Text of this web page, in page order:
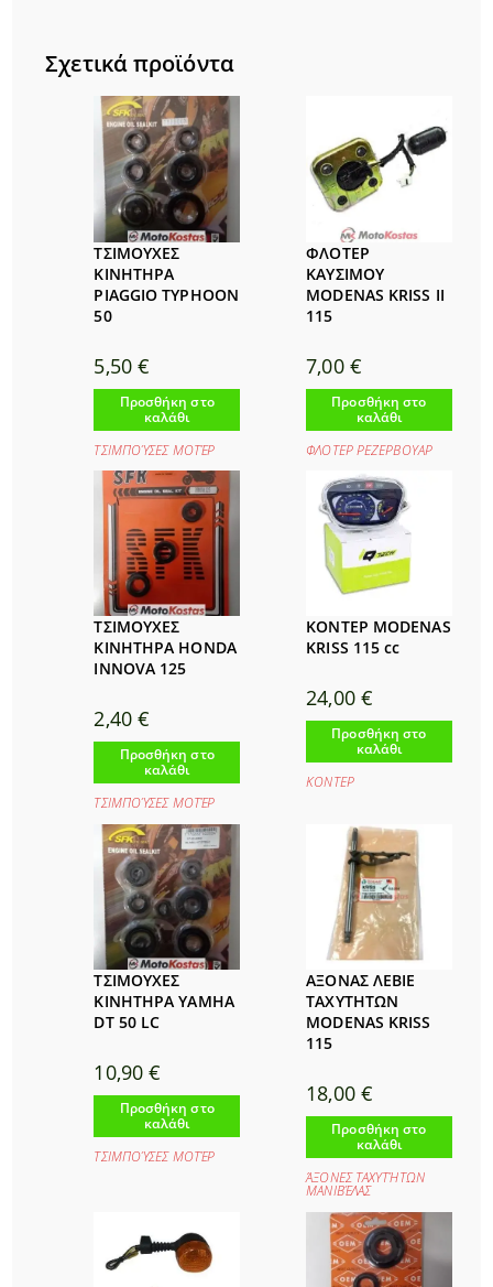
Σχετικά προϊόντα
ΤΣΙΜΟΥΧΕΣ
ΚΙΝΗΤΗΡΑ
PIAGGIO TYPHOON
50
5,50 €
Προσθήκη στο
καλάθι
ΤΣΙΜΠΟΎΣΕΣ ΜΟΤΈΡ
ΦΛΟΤΕΡ
ΚΑΥΣΙΜΟΥ
MODENAS KRISS II
115
7,00 €
Προσθήκη στο
καλάθι
ΦΛΟΤΕΡ ΡΕΖΕΡΒΟΥΑΡ
ΤΣΙΜΟΥΧΕΣ
ΚΙΝΗΤΗΡΑ HONDA
INNOVA 125
2,40 €
Προσθήκη στο
καλάθι
ΤΣΙΜΠΟΎΣΕΣ ΜΟΤΈΡ
ΚΟΝΤΕΡ MODENAS
KRISS 115 cc
24,00 €
Προσθήκη στο
καλάθι
ΚΟΝΤΕΡ
ΤΣΙΜΟΥΧΕΣ
ΚΙΝΗΤΗΡΑ YAMHA
DT 50 LC
10,90€
Προσθήκη στο
καλάθι
ΤΣΙΜΠΟΎΣΕΣ ΜΟΤΈΡ
ΑΞΟΝΑΣ ΛΕΒΙΕ
ΤΑΧΥΤHΤΩΝ
MODENAS KRISS
115
18,00 €
Προσθήκη στο
καλάθι
ΆΞΟΝΕΣ ΤΑΧΥΤΉΤΩΝ
ΜΑΝΙΒΈΛΑΣ